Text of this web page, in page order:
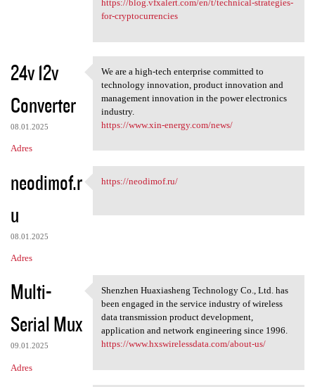
https://blog.vfxalert.com/en/t/technical-strategies-
for-cryptocurrencies
24v 12v
Converter
08.01.2025
Adres
We are a high-tech enterprise
We are a high-tech enterprise committed to
technology innovation, product innovation and
management innovation in the power electronics
industry.
https://www.xin-energy.com/news/
neodimof.r
u
08.01.2025
Adres
https://neodimof.ru/
https://neodimof.ru/
Multi-
Serial Mux
09.01.2025
Adres
Shenzhen Huaxiasheng
Shenzhen Huaxiasheng Technology Co., Ltd. has
been engaged in the service industry of wireless
data transmission product development,
application and network engineering since 1996.
https://www.hxswirelessdata.com/about-us/